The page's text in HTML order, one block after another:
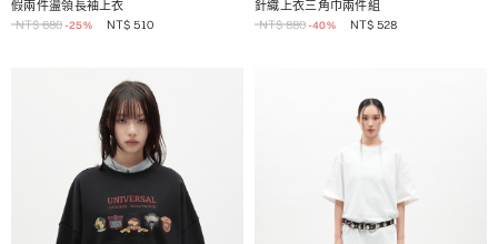
假兩件盪領長袖上衣
NT$ 680-25% NT$ 510
針織上衣三角巾兩件組
NT$ 880-40% NT$ 528